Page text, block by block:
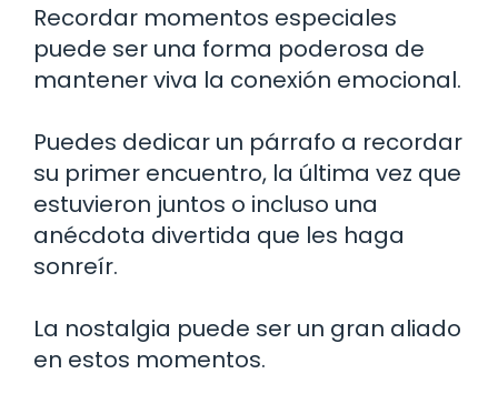
Recordar momentos especiales
puede ser una forma poderosa de
mantener viva la conexión emocional.
Puedes dedicar un párrafo a recordar
su primer encuentro, la última vez que
estuvieron juntos o incluso una
anécdota divertida que les haga
sonreír.
La nostalgia puede ser un gran aliado
en estos momentos.